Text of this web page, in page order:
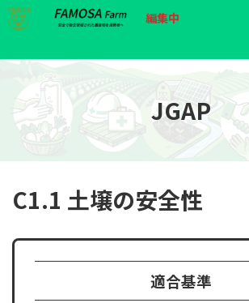
コ
ン
ン
ナ
ビ
ー
編集中
JGAP
C1.1 土壌の安全性
適合基準